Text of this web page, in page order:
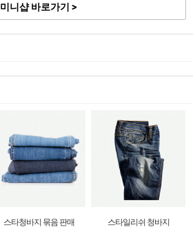
미니샵 바로가기 >
스타청바지 묶음 판매 스타일리쉬 청바지